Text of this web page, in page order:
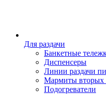
Для раздачи
Банкетные
Диспенсеры
Линии раздачи
Мармиты вторых
Подогреватели